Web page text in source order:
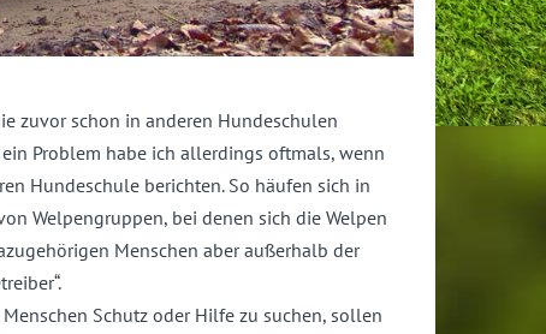
zuvor schon in anderen Hundeschulen
Problem habe ich allerdings oftmals, wenn
Hundeschule berichten. So häufen sich in
Welpengruppen, bei denen sich die Welpen
Menschen aber außerhalb der
Schutz oder Hilfe zu suchen, sollen